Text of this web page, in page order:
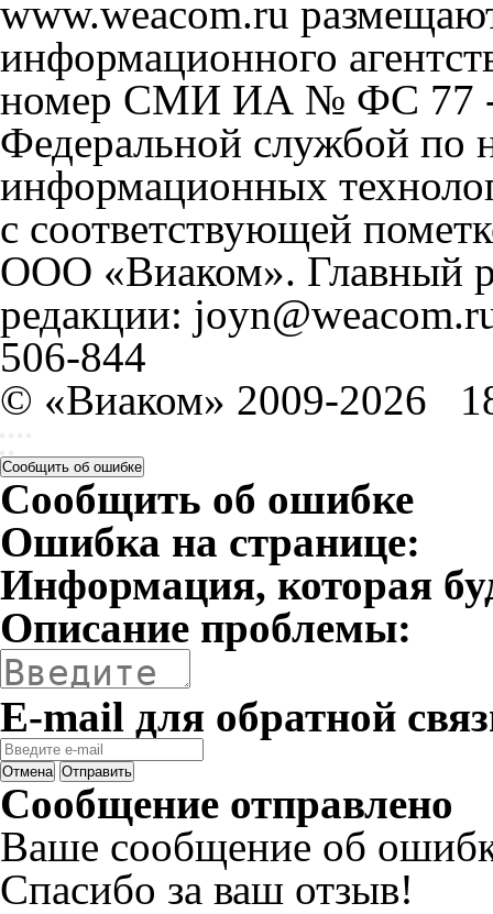
www.weacom.ru
информационного
номер СМИ ИА № ФС 77 -
Федеральной службой по
информационных
с соответствующей
ООО «Виаком». Главный
редакции:
506-844
© «Виаком» 2009-2026
Сообщить об ошибке
Сообщить об ошибке
Ошибка на странице:
Информация, которая
Описание проблемы:
E-mail для обратной
Отмена Отправить
Сообщение отправлено
Ваше сообщение об
Спасибо за ваш отзыв!